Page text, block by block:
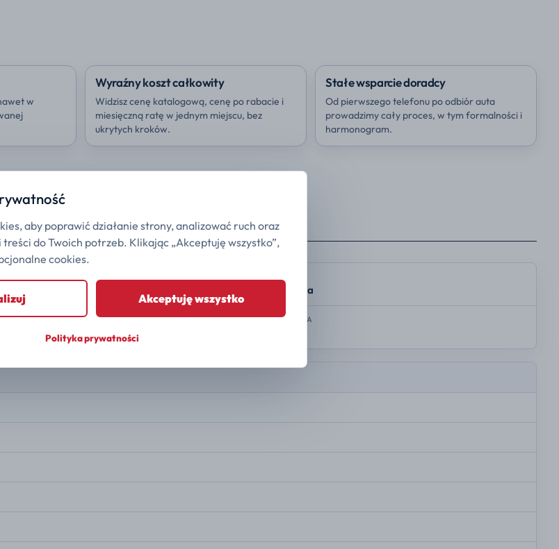
w
Wyraźny koszt całkowity
Widzisz cenę katalogową, cenę po rabacie i
miesięczną ratę w jednym miejscu, bez
ukrytych kroków.
Stałe wsparcie doradcy
Od pierwszego telefonu po odbiór auta
prowadzimy cały proces, w tym formalności i
harmonogram.
Automatyczna
KOLOR NADWOZIA
aby poprawić działanie strony, analizować ruch oraz
do Twoich potrzeb. Klikając „Akceptuję wszystko”,
cookies.
Akceptuję wszystko
Polityka prywatności